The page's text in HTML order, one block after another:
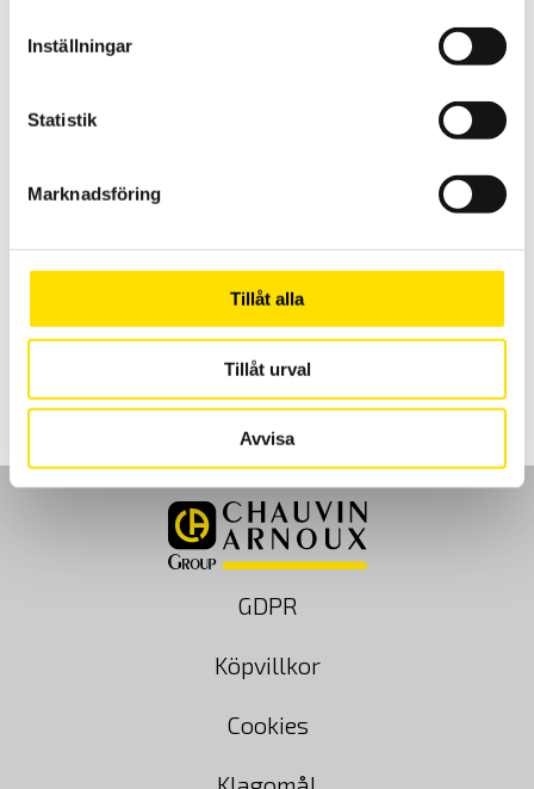
Inställningar
Statistik
Marknadsföring
Tillåt alla
Tillåt urval
Avvisa
DATAView är en flerspråkig samt svensk mjukvara för konfigurering
och rapportgenerering och är speciellt utvecklad för att användas
till Chauvin-Arnoux mätinstrument med inspelningsfunktion.
LÄS MER
GDPR
Köpvillkor
Cookies